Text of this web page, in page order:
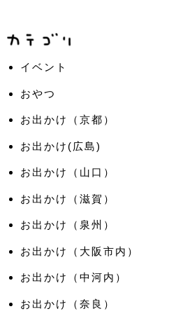
イベント
おやつ
お出かけ（京都）
お出かけ(広島)
お出かけ（山口）
お出かけ（滋賀）
お出かけ（泉州）
お出かけ（大阪市内）
お出かけ（中河内）
お出かけ（奈良）